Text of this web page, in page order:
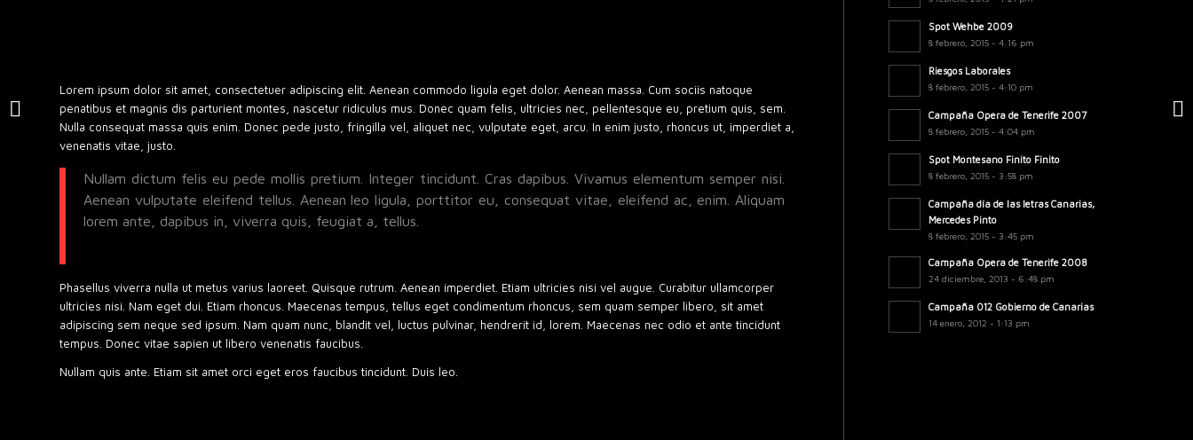
Lorem ipsum dolor sit amet, consectetuer adipiscing elit. Aenean commodo ligula eget dolor. Aenean massa. Cum sociis natoque
penatibus et magnis dis parturient montes, nascetur ridiculus mus. Donec quam felis, ultricies nec, pellentesque eu, pretium quis, sem.
Nulla consequat massa quis enim. Donec pede justo, fringilla vel, aliquet nec, vulputate eget, arcu. In enim justo, rhoncus ut, imperdiet a,
venenatis vitae, justo.
Nullam dictum felis eu pede mollis pretium. Integer tincidunt. Cras dapibus. Vivamus elementum semper nisi.
Aenean vulputate eleifend tellus. Aenean leo ligula, porttitor eu, consequat vitae, eleifend ac, enim. Aliquam
lorem ante, dapibus in, viverra quis, feugiat a, tellus.
Phasellus viverra nulla ut metus varius laoreet. Quisque rutrum. Aenean imperdiet. Etiam ultricies nisi vel augue. Curabitur ullamcorper
ultricies nisi. Nam eget dui. Etiam rhoncus. Maecenas tempus, tellus eget condimentum rhoncus, sem quam semper libero, sit amet
adipiscing sem neque sed ipsum. Nam quam nunc, blandit vel, luctus pulvinar, hendrerit id, lorem. Maecenas nec odio et ante tincidunt
tempus. Donec vitae sapien ut libero venenatis faucibus.
Nullam quis ante. Etiam sit amet orci eget eros faucibus tincidunt. Duis leo.
Spot Wehbe 2009
8 febrero, 2015 - 4:16 pm
Riesgos Laborales
8 febrero, 2015 - 4:10 pm
Campaña Opera de Tenerife 2007
8 febrero, 2015 - 4:04 pm
Spot Montesano Finito Finito
8 febrero, 2015 - 3:58 pm
Campaña día de las letras Canarias,
Mercedes Pinto
8 febrero, 2015 - 3:45 pm
Campaña Opera de Tenerife 2008
24 diciembre, 2013 - 6:48 pm
Campaña 012 Gobierno de Canarias
14 enero, 2012 - 1:13 pm
Campaña 012
Gobierno de Canarias